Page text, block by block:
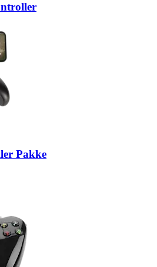
Pakke